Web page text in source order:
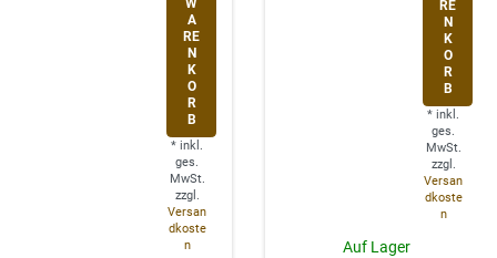
A
RE
N
K
O
R
B
* inkl.
ges.
MwSt.
zzgl.
Versan
dkoste
n
RE
N
K
O
R
B
* inkl.
ges.
MwSt.
zzgl.
Versan
dkoste
n
Auf Lager